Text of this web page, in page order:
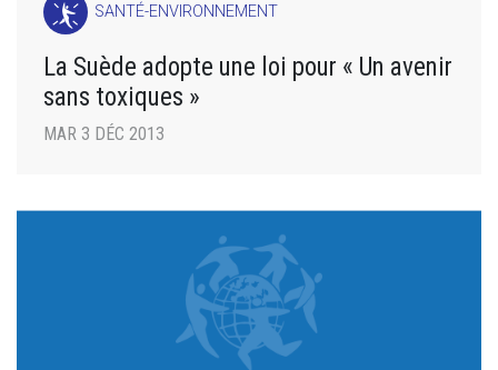
SANTÉ-ENVIRONNEMENT
La Suède adopte une loi pour « Un avenir
sans toxiques »
MAR 3 DÉC 2013